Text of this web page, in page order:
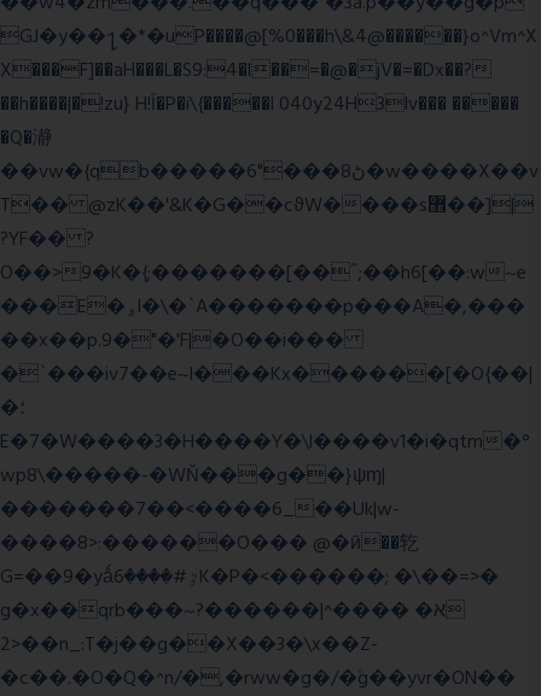
GJ�y��႑�*�uP����@[%0���h\&4@������}o^Vm^X
X���F]��aH���L�S9:4�l��=�@�jV�=�Dx��?
��h����|�!zu} H!Ī�P�i\{�����l 040y24H3lv��� �����
�Q�瀞
��vw�{qb�����6"���8ڻ�w����X��v
T�� @zK��'&K�G��cϑW����s޾��]|
?YF�� ?
O��>9�K�{;�������[��˝;��h6[��:w~e
���E�ۅl�\�`A�������p���A�,���
��x��p.9�"�'F|�O��i���
�`���iv7��e~l���Kx������[�O{��|
�؛
E�7�W����3�H����Y�\l����v1�i�qtm�°
wp8\�����-�WŇ���g��}ψɱ|
�������7��<����6_��Uk|w-
����8>:������O��� @�ӣ��䢀
G=��9�yǻٷ#����6K�P�<������; �\��=>�
g�x��qrb���~א� ����^|������?
2>��n_:T�j��g��X��3�\x��Z-
�c��.�O�Q�^n/�,�rww�g�/�ۧg��yvr�ON��